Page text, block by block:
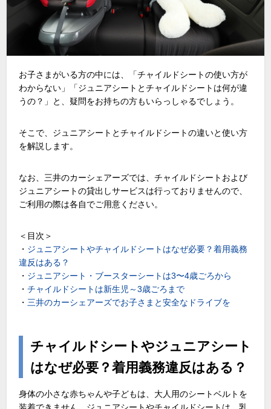
お子さまがいる方の中には、「チャイルドシートの使い方が
わからない」「ジュニアシートとチャイルドシートは何が違
うの？」と、疑問をお持ちの方もいらっしゃるでしょう。
そこで、ジュニアシートとチャイルドシートの違いと使い方
を解説します。
なお、三井のカーシェアーズでは、チャイルドシートおよび
ジュニアシートの貸出しサービスは行っておりませんので、
ご利用の際は各自でご用意ください。
＜目次＞
・ ジュニアシートやチャイルドシートはなぜ必要？着用義務
違反はある？
・ ジュニアシート・ブースターシートは3〜4歳ごろから
・チャイルドシートは新生児～3歳ごろまで
・ 三井のカーシェアーズでお子さまと安全なドライブを
チャイルドシートやジュニアシート
はなぜ必要？着用義務違反はある？
身体の小さな赤ちゃんや子どもは、大人用のシートベルトを
装着できません。ジュニアシートやチャイルドシートは、乳